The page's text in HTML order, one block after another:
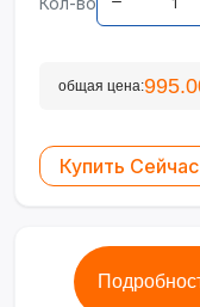
общая цена:
Купить Сейчас